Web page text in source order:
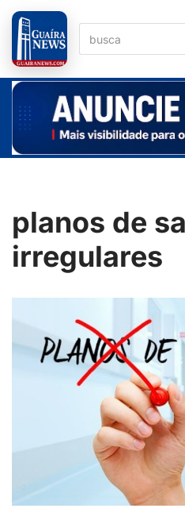
Pular
para
o
conteúdo
planos de
irregulares